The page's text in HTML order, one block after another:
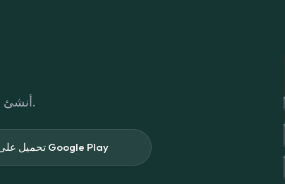
أنشئ صوتًا بأكثر من 300 صوت مختلف في مكتبتنا.
تحميل على Google Play